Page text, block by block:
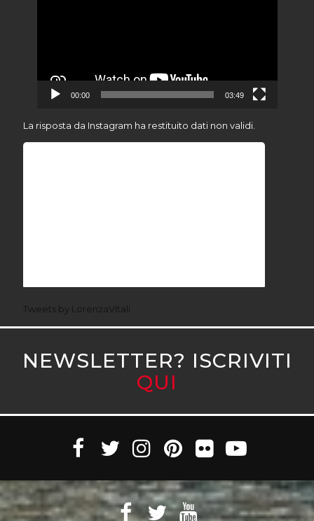
00:00 03:49
La risposta da Instagram ha restituito dati non validi.
Tweets by LorenzaVitali
NEWSLETTER? ISCRIVITI
QUI